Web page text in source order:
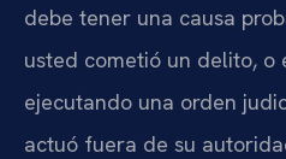
debe tener una causa
usted cometió un delito,
ejecutando una orden
actuó fuera de su